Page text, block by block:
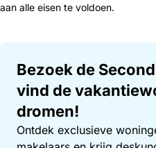
aan alle eisen te voldoen.
Bezoek de
vind de
dromen!
Ontdek exclusieve